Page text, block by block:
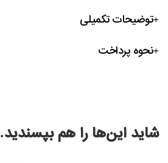
توضیحات تکمیلی
نحوه پرداخت
شاید این‌ها را هم